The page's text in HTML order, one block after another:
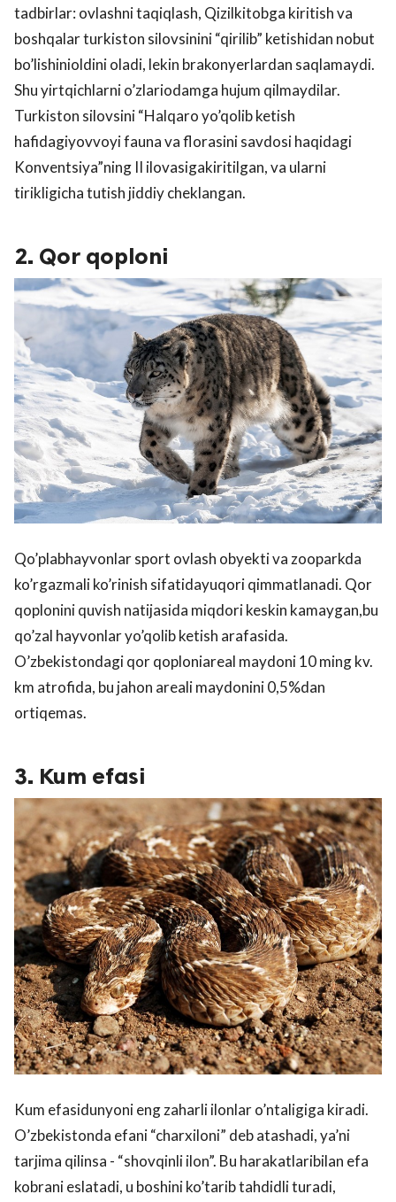
tadbirlar: ovlashni taqiqlash, Qizilkitobga kiritish va
boshqalar turkiston silovsinini “qirilib” ketishidan nobut
bo’lishinioldini oladi, lekin brakonyerlardan saqlamaydi.
Shu yirtqichlarni o’zlariodamga hujum qilmaydilar.
Turkiston silovsini “Halqaro yo’qolib ketish
hafidagiyovvoyi fauna va florasini savdosi haqidagi
Konventsiya”ning II ilovasigakiritilgan, va ularni
tirikligicha tutish jiddiy cheklangan.
2. Qor qoploni
Qo’plabhayvonlar sport ovlash obyekti va zooparkda
ko’rgazmali ko’rinish sifatidayuqori qimmatlanadi. Qor
qoplonini quvish natijasida miqdori keskin kamaygan,bu
qo’zal hayvonlar yo’qolib ketish arafasida.
O’zbekistondagi qor qoploniareal maydoni 10 ming kv.
km atrofida, bu jahon areali maydonini 0,5%dan
ortiqemas.
3. Kum efasi
Kum efasidunyoni eng zaharli ilonlar o’ntaligiga kiradi.
O’zbekistonda efani “charxiloni” deb atashadi, ya’ni
tarjima qilinsa - “shovqinli ilon”. Bu harakatlaribilan efa
kobrani eslatadi, u boshini ko’tarib tahdidli turadi,